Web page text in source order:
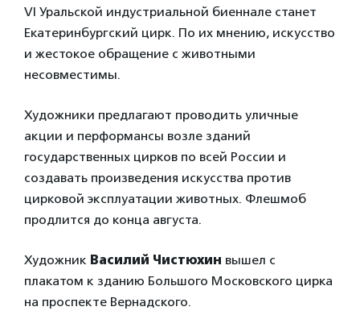
VI Уральской индустриальной биеннале станет
Екатеринбургский цирк. По их мнению, искусство
и жестокое обращение с животными
несовместимы.
Художники предлагают проводить уличные
акции и перформансы возле зданий
государственных цирков по всей России и
создавать произведения искусства против
цирковой эксплуатации животных. Флешмоб
продлится до конца августа.
Художник Василий Чистюхин вышел с
плакатом к зданию Большого Московского цирка
на проспекте Вернадского.